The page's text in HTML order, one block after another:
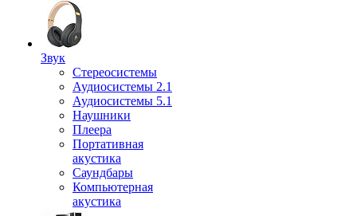
Звук
Стереосистемы
Аудиосистемы 2.1
Аудиосистемы 5.1
Наушники
Плеера
Портативная
акустика
Саундбары
Компьютерная
акустика